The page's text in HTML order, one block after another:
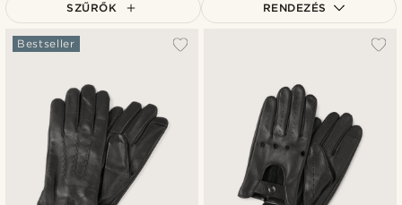
SZŰRŐK RENDEZÉS
Legalacsonyabb ár
Legmagasabb ár
Bestseller